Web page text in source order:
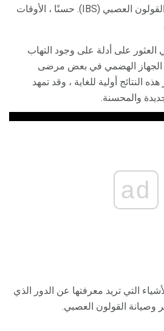
القولون العصبي (IBS). حسنًا ، الأوقات
العثور على أدلة على وجود التهاب
الهضمي في بعض مرضى
النتائج أولية للغاية ، وقد تمهد
والمحسنة.
ad
التي تريد معرفتها عن الدور الذي
وصيانة القولون العصبي.